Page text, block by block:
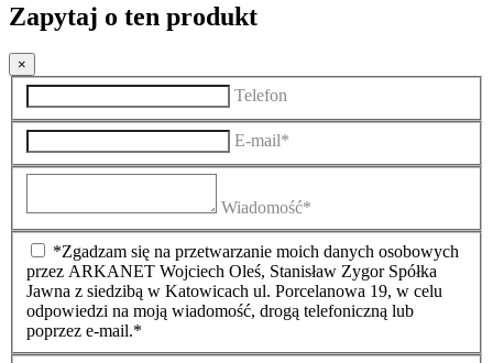
Zapytaj o ten produkt
×
Telefon
E-mail*
Wiadomość*
*Zgadzam się na przetwarzanie moich danych osobowych
przez ARKANET Wojciech Oleś, Stanisław Zygor Spółka
Jawna z siedzibą w Katowicach ul. Porcelanowa 19, w celu
odpowiedzi na moją wiadomość, drogą telefoniczną lub
poprzez e-mail.*